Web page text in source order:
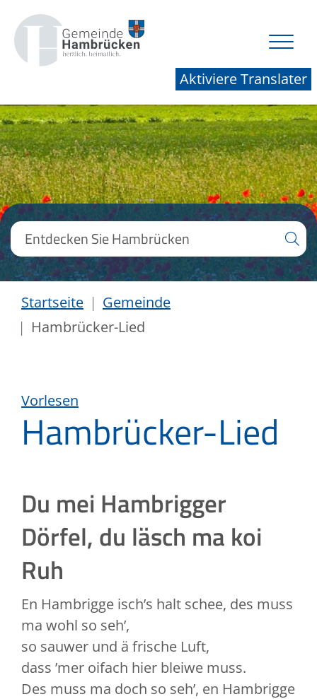
Aktiviere Translater
Startseite
Gemeinde
Hambrücker-Lied
Vorlesen
Hambrücker-Lied
Du mei Hambrigger
Dörfel, du läsch ma koi
Ruh
En Hambrigge isch’s halt schee, des muss
ma wohl so seh’,
so sauwer und ä frische Luft,
dass ’mer oifach hier bleiwe muss.
Des muss ma doch so seh’, en Hambrigge